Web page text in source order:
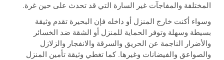
المختلفة والمفاجآت غير السارة التي قد تحدث على حين غرة.
وسواء أكنت خارج المنزل أو داخله فإن البحيرة تقدم وثيقة
بسيطة وسهلة وتوفر الحماية للمنزل أو الشقة ضد الخسائر
والأضرار الناجمة عن الحريق والسرقة والانفجار والزلازل
والصواعق والفيضانات وغيرها. كما تغطي وثيقة تأمين المنزل